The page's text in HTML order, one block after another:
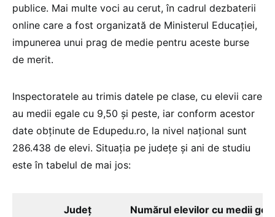
publice. Mai multe voci au cerut, în cadrul dezbaterii
online care a fost organizată de Ministerul Educației,
impunerea unui prag de medie pentru aceste burse
de merit.
Inspectoratele au trimis datele pe clase, cu elevii care
au medii egale cu 9,50 și peste, iar conform acestor
date obținute de Edupedu.ro, la nivel național sunt
286.438 de elevi. Situația pe județe și ani de studiu
este în tabelul de mai jos:
Județ Numărul elevilor cu medii